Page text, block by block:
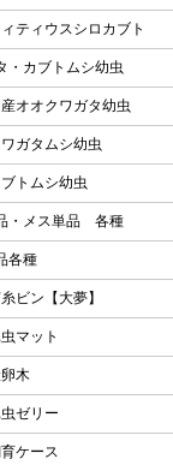
ティウスシロカブト
・カブトムシ幼虫
オオクワガタ幼虫
ガタムシ幼虫
トムシ幼虫
・メス単品 各種
各種
ビン【大夢】
マット
木
ゼリー
ケース